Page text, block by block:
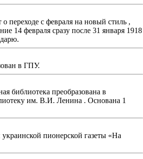
переходе с февраля на новый стиль ,
14 февраля сразу после 31 января 1918
в ГПУ.
библиотека преобразована в
им. В.И. Ленина . Основана 1
пионерской газеты «На